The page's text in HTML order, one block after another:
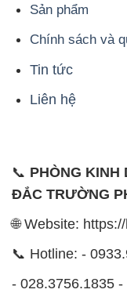
Sản phẩm
Chính sách và
Tin tức
Liên hệ
📞 PHÒNG KINH
ĐẮC TRƯỜNG
🌐 Website:
📞 Hotline: -
- 028.3756.1835